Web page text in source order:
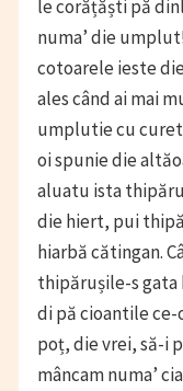
le corățăști pă
numa’ die
cotoarele ieste
ales când ai mai
umplutie cu
oi spunie die
aluatu ista
die hiert, pui
hiarbă cătingan.
thipărușile-s
di pă cioantile
poț, die vrei, să-i
mâncam numa’